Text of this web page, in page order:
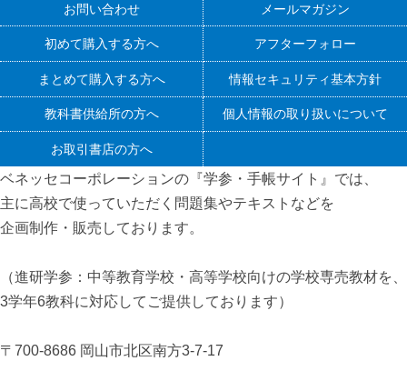
お問い合わせ メールマガジン
初めて購入する方へ アフターフォロー
まとめて購入する方へ 情報セキュリティ基本方針
教科書供給所の方へ 個人情報の取り扱いについて
お取引書店の方へ
ベネッセコーポレーションの『学参・手帳サイト』 では、
主に高校で使っていただく問題集やテキストなどを
企画制作・販売しております。
（進研学参：中等教育学校・高等学校向けの学校専売教材を、
3学年6教科に対応してご提供しております）
〒700-8686 岡山市北区南方3-7-17